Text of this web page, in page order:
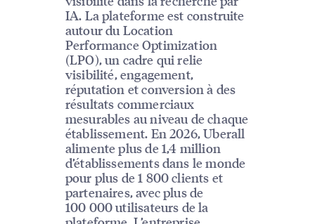
IA. La plateforme est construite
autour du Location
Performance Optimization
(LPO), un cadre qui relie
visibilité, engagement,
réputation et conversion à des
résultats commerciaux
mesurables au niveau de chaque
établissement. En 2026, Uberall
alimente plus de 1,4 million
d’établissements dans le monde
pour plus de 1 800 clients et
partenaires, avec plus de
100 000 utilisateurs de la